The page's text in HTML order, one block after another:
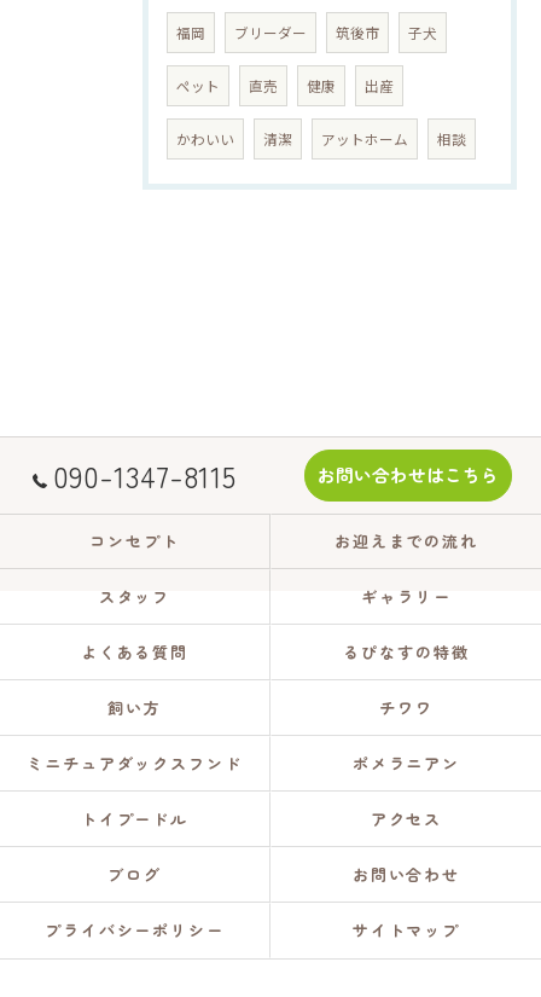
福岡 ブリーダー 筑後市 子犬
ペット 直売 健康 出産
かわいい 清潔 アットホーム 相談
090-1347-8115 お問い合わせはこちら
コンセプト お迎えまでの流れ
スタッフ ギャラリー
よくある質問 るぴなすの特徴
飼い方 チワワ
ミニチュアダックスフンド ポメラニアン
トイプードル アクセス
ブログ お問い合わせ
プライバシーポリシー サイトマップ